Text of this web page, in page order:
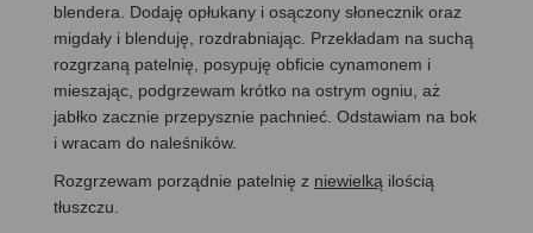
blendera. Dodaję opłukany i osączony słonecznik oraz
migdały i blenduję, rozdrabniając. Przekładam na suchą
rozgrzaną patelnię, posypuję obficie cynamonem i
mieszając, podgrzewam krótko na ostrym ogniu, aż
jabłko zacznie przepysznie pachnieć. Odstawiam na bok
i wracam do naleśników.
Rozgrzewam porządnie patelnię z niewielką ilością
tłuszczu.